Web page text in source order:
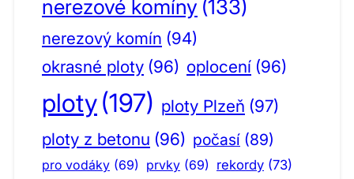
nerezové komíny (133)
nerezový komín (94)
okrasné ploty (96) oplocení (96)
ploty(197) ploty Plzeň (97)
ploty z betonu (96) počasí (89)
pro vodáky (69) prvky (69) rekordy (73)